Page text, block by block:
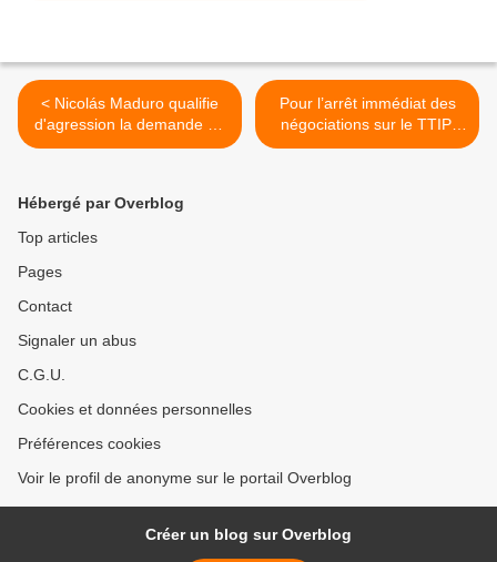
< Nicolás Maduro qualifie
d'agression la demande du
parlement espagnol de
Pour l’arrêt immédiat des
négociations sur le TTIP,
mobilisons-nous le 18 avril
Hébergé par Overblog
Top articles
Pages
Contact
Signaler un abus
C.G.U.
Cookies et données personnelles
Préférences cookies
Voir le profil de anonyme sur le portail Overblog
Créer un blog sur Overblog